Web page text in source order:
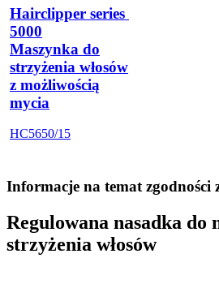
Hairclipper series
5000
Maszynka do
strzyżenia włosów
z możliwością
mycia
HC5650/15
Informacje na temat zgodności
Regulowana nasadka do
strzyżenia włosów